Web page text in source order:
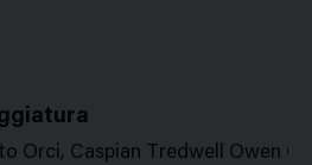
Orci, Caspian Tredwell Owen